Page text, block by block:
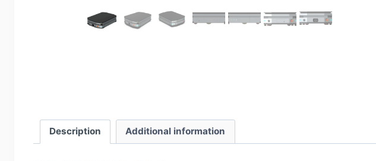
Description Additional information